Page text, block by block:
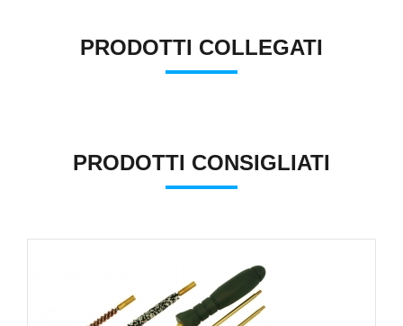
PRODOTTI COLLEGATI
PRODOTTI CONSIGLIATI